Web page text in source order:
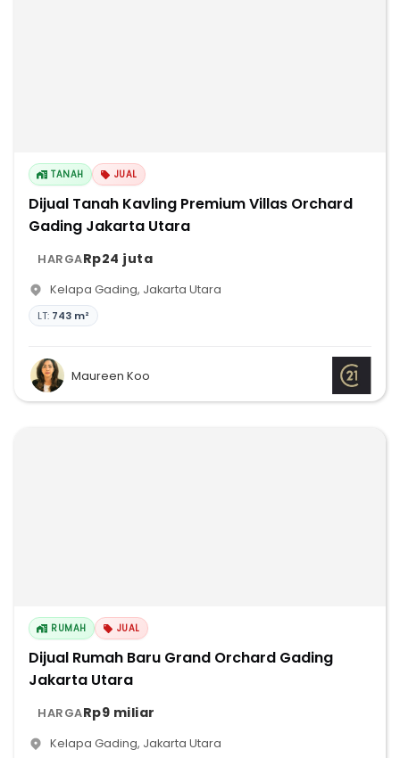
TANAH JUAL
Dijual Tanah Kavling Premium Villas Orchard
Gading Jakarta Utara
HARGARp24 juta
Kelapa Gading, Jakarta Utara
LT: 743 m²
Maureen Koo
RUMAH JUAL
Dijual Rumah Baru Grand Orchard Gading
Jakarta Utara
HARGARp9 miliar
Kelapa Gading, Jakarta Utara